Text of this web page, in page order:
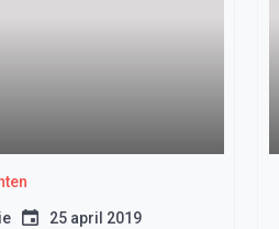
25 april 2019